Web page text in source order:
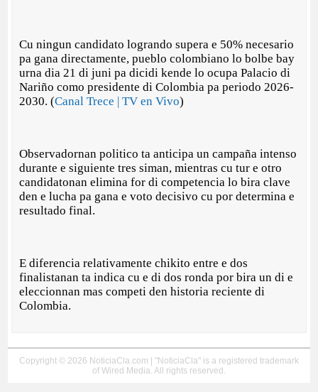
Cu ningun candidato logrando supera e 50% necesario
pa gana directamente, pueblo colombiano lo bolbe bay
urna dia 21 di juni pa dicidi kende lo ocupa Palacio di
Nariño como presidente di Colombia pa periodo 2026-
2030. (Canal Trece | TV en Vivo)
Observadornan politico ta anticipa un campaña intenso
durante e siguiente tres siman, mientras cu tur e otro
candidatonan elimina for di competencia lo bira clave
den e lucha pa gana e voto decisivo cu por determina e
resultado final.
E diferencia relativamente chikito entre e dos
finalistanan ta indica cu e di dos ronda por bira un di e
eleccionnan mas competi den historia reciente di
Colombia.
Copyright © 2026 NoticiaCla.com | "NoticiaCla" is a registered trademark
of Wired Media. All rights reserved.